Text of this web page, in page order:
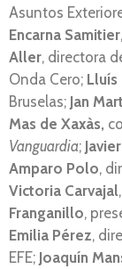
Asuntos
Encarna Samitier
Aller, directora
Onda Cero; Lluís
Bruselas; Jan
Mas de Xaxàs,
Vanguardia;
Amparo Polo,
Victoria Carvajal
Franganillo,
Emilia Pérez,
EFE; Joaquín